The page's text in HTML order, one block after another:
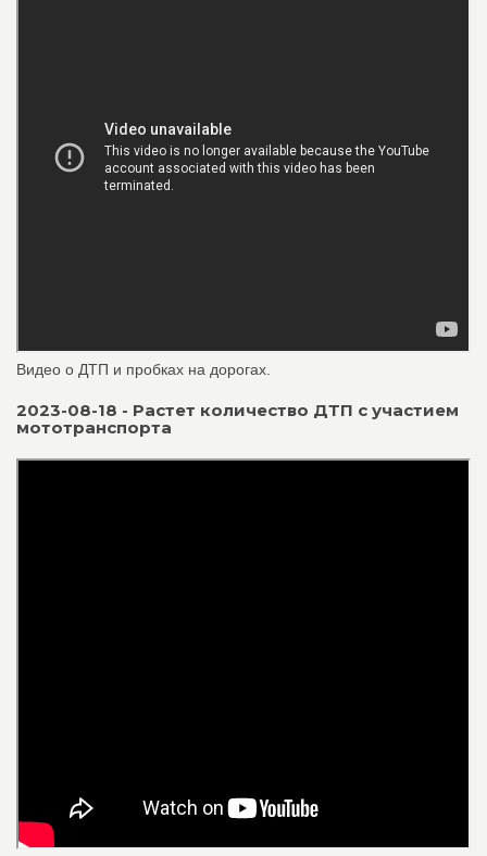
Видео о ДТП и пробках на дорогах.
2023-08-18 - Растет количество ДТП с участием
мототранспорта